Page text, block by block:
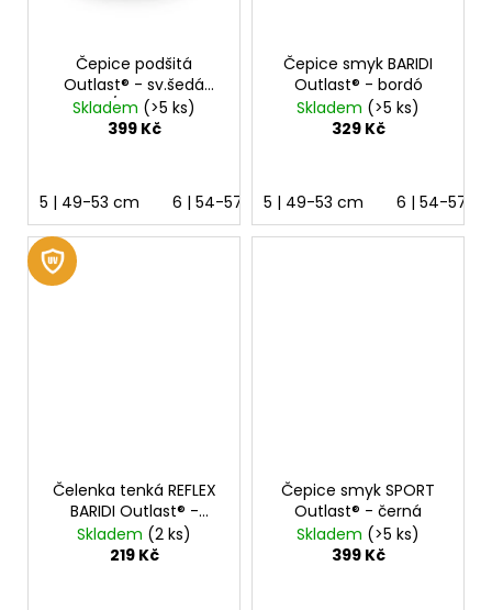
Čepice podšitá
Outlast® - sv.šedá
kytky/šedý melír
Skladem (>5 ks)
399 Kč
5 | 49-53 cm 6 | 54-57 cm 7 | 58-62 cm
Čepice smyk BARIDI
Outlast® - bordó
Skladem (>5 ks)
329 Kč
5 | 49-53 cm 6 | 54-57
Čelenka tenká REFLEX
BARIDI Outlast® -
černá
Skladem (2 ks)
219 Kč
Čepice smyk SPORT
Outlast® - černá
Skladem (>5 ks)
399 Kč